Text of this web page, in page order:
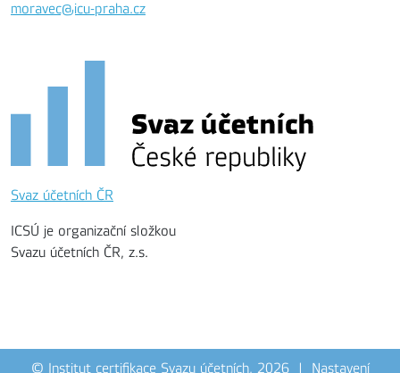
moravec@icu-praha.cz
Svaz účetních ČR
ICSÚ je organizační složkou
Svazu účetních ČR, z.s.
© Institut certifikace Svazu účetních, 2026 | Nastavení